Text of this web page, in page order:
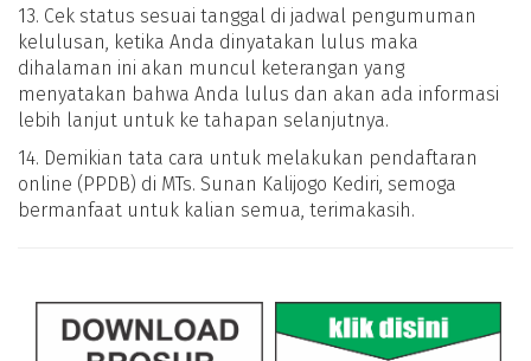
13. Cek status sesuai tanggal di jadwal pengumuman
kelulusan, ketika Anda dinyatakan lulus maka
dihalaman ini akan muncul keterangan yang
menyatakan bahwa Anda lulus dan akan ada informasi
lebih lanjut untuk ke tahapan selanjutnya.
14. Demikian tata cara untuk melakukan pendaftaran
online (PPDB) di MTs. Sunan Kalijogo Kediri, semoga
bermanfaat untuk kalian semua, terimakasih.